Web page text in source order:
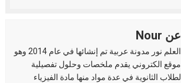
عن Nour
العلم نور مدونة عربية تم إنشائها في عام 2014 وهو
موقع الكتروني يقدم ملخصات وحلول تفصيلية
لطلاب الثانوية في عدة مواد منها مادة الفيزياء